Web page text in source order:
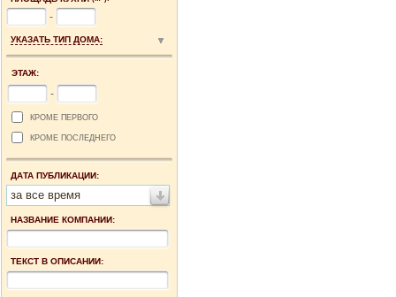
-
УКАЗАТЬ ТИП ДОМА:
ЭТАЖ:
-
КРОМЕ ПЕРВОГО
КРОМЕ ПОСЛЕДНЕГО
ДАТА ПУБЛИКАЦИИ:
за все время
НАЗВАНИЕ КОМПАНИИ:
ТЕКСТ В ОПИСАНИИ: